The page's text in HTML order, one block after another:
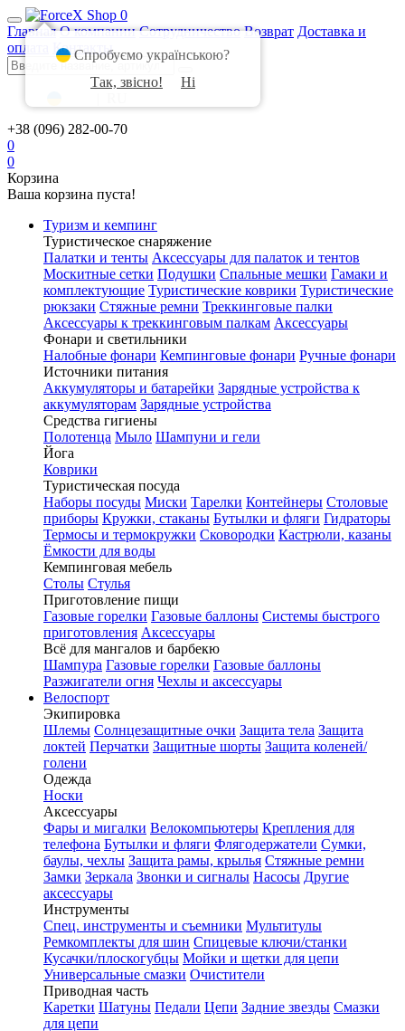
0
Главная О компании Сотрудничество Возврат Доставка и
оплата
Контакты
+38 (096) 282-00-70
0
0
Корзина
Ваша корзина пуста!
Туризм и кемпинг
Туристическое снаряжение
Палатки и тенты Аксессуары для палаток и тентов
Москитные сетки Подушки Спальные мешки Гамаки и
комплектующие Туристические коврики Туристические
рюкзаки Стяжные ремни Треккинговые палки
Аксессуары к треккинговым палкам Аксессуары
Фонари и светильники
Налобные фонари Кемпинговые фонари Ручные фонари
Источники питания
Аккумуляторы и батарейки Зарядные устройства к
аккумуляторам Зарядные устройства
Средства гигиены
Полотенца Мыло Шампуни и гели
Йога
Коврики
Туристическая посуда
Наборы посуды Миски Тарелки Контейнеры Столовые
приборы Кружки, стаканы Бутылки и фляги Гидраторы
Термосы и термокружки Сковородки Кастрюли, казаны
Ёмкости для воды
Кемпинговая мебель
Столы Стулья
Приготовление пищи
Газовые горелки Газовые баллоны Системы быстрого
приготовления Аксессуары
Всё для мангалов и барбекю
Шампура Газовые горелки Газовые баллоны
Разжигатели огня Чехлы и аксессуары
Велоспорт
Экипировка
Шлемы Солнцезащитные очки Защита тела Защита
локтей Перчатки Защитные шорты Защита коленей/
голени
Одежда
Носки
Аксессуары
Фары и мигалки Велокомпьютеры Крепления для
телефона Бутылки и фляги Флягодержатели Сумки,
баулы, чехлы Защита рамы, крылья Стяжные ремни
Замки Зеркала Звонки и сигналы Насосы Другие
аксессуары
Инструменты
Спец. инструменты и съемники Мультитулы
Ремкомплекты для шин Спицевые ключи/станки
Кусачки/плоскогубцы Мойки и щетки для цепи
Универсальные смазки Очистители
Приводная часть
Каретки Шатуны Педали Цепи Задние звезды Смазки
для цепи
Спробуємо українською?
Так, звісно!
Ні